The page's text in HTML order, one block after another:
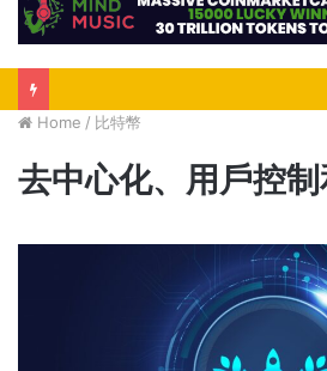
Home / 比特幣
去中心化、用戶控